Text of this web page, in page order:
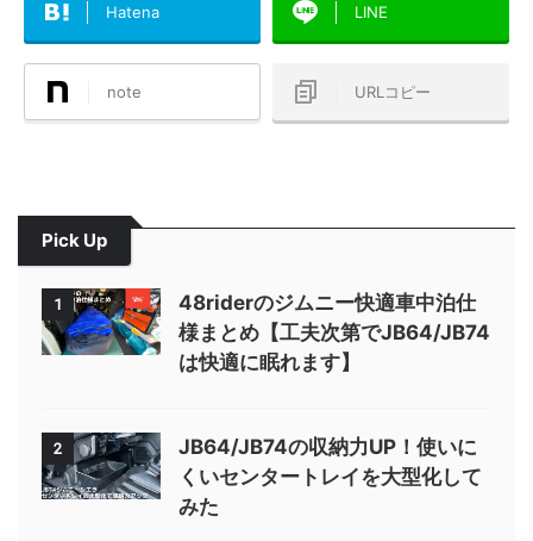
Hatena LINE
note URLコピー
Pick Up
1
48riderのジムニー快適車中泊仕
様まとめ【工夫次第でJB64/JB74
は快適に眠れます】
2
JB64/JB74の収納力UP！使いに
くいセンタートレイを大型化して
みた